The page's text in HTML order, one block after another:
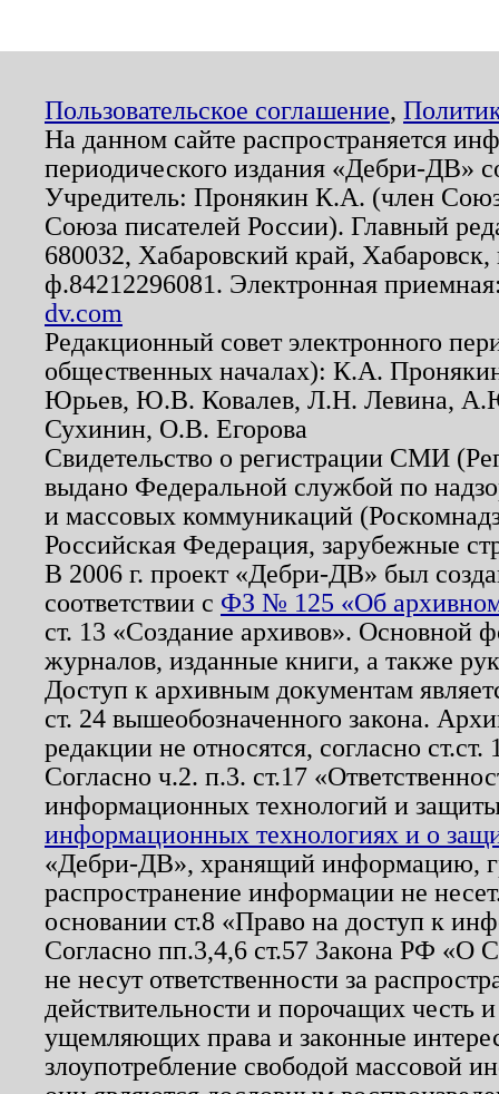
Пользовательское соглашение,
На данном сайте распространяется
периодического издания «Дебри-ДВ»
Учредитель: Пронякин К.А. (член
Союза писателей России). Главный
680032, Хабаровский край,
ф.84212296081. Электронная
dv.com
Редакционный совет электронного
общественных началах): К.А.
Юрьев, Ю.В. Ковалев, Л.Н. Левина,
Сухинин, О.В. Егорова
Свидетельство о регистрации СМИ
выдано Федеральной службой по
и массовых коммуникаций
Российская Федерация, зарубежные
В 2006 г. проект «Дебри-ДВ» был
соответствии с ФЗ № 125 «Об
ст. 13 «Создание архивов». Основной
журналов, изданные книги, а также
Доступ к архивным документам
ст. 24 вышеобозначенного закона.
редакции не относятся, согласно
Согласно ч.2. п.3. ст.17
информационных технологий и
информационных технологиях и о
«Дебри-ДВ», хранящий информацию,
распространение информации не
основании ст.8 «Право на доступ к
Согласно пп.3,4,6 ст.57 Закона РФ «О
не несут ответственности за
действительности и порочащих честь
ущемляющих права и законные
злоупотребление свободой массовой